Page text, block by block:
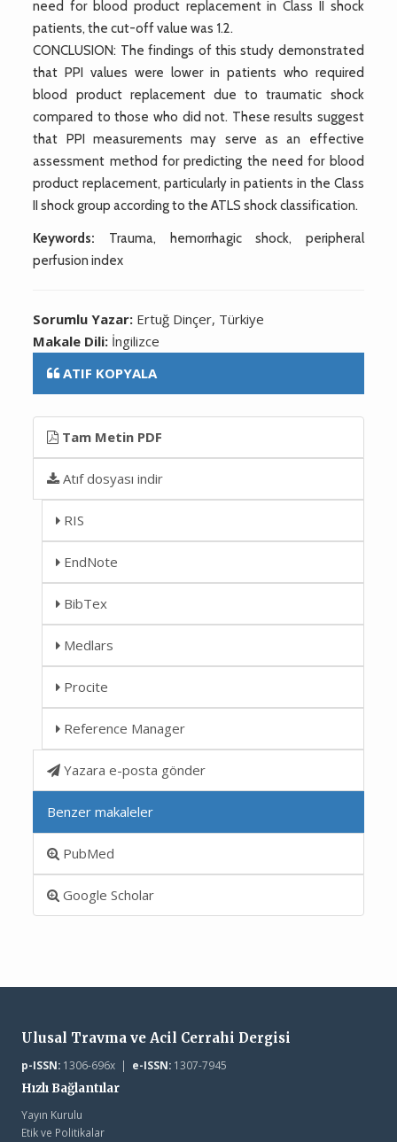
need for blood product replacement in Class II shock
patients, the cut-off value was 1.2.
CONCLUSION: The findings of this study demonstrated
that PPI values were lower in patients who required
blood product replacement due to traumatic shock
compared to those who did not. These results suggest
that PPI measurements may serve as an effective
assessment method for predicting the need for blood
product replacement, particularly in patients in the Class
II shock group according to the ATLS shock classification.
Keywords: Trauma, hemorrhagic shock, peripheral
perfusion index
Sorumlu Yazar: Ertuğ Dinçer, Türkiye
Makale Dili: İngilizce
ATIF KOPYALA
Tam Metin PDF
Atıf dosyası indir
RIS
EndNote
BibTex
Medlars
Procite
Reference Manager
Yazara e-posta gönder
Benzer makaleler
PubMed
Google Scholar
Ulusal Travma ve Acil Cerrahi Dergisi
p-ISSN:1306-696x | e-ISSN:1307-7945
Hızlı Bağlantılar
Yayın Kurulu
Etik ve Politikalar